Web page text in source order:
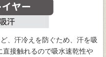
、汗冷えを防ぐため、汗を吸
接触れるので吸水速乾性や